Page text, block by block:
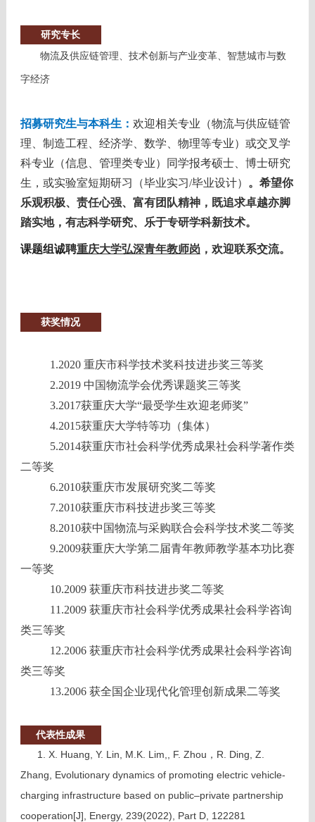
研究专长
物流及供应链管理、技术创新与产业变革、智慧城市与数
字经济
招募研究生与本科生： 欢迎相关专业（物流与供应链管
理、制造工程、经济学、数学、物理等专业）或交叉学
科专业（信息
、管理类专业）同学报考硕士、博士研究
生 ，或实验室短期研习 （毕业实习/毕业设计） 。希望你
乐观积极、责任心强、富有团队精神，既追求卓越亦脚
踏实地，有志科学研究、乐于专研学科新技术。
课题组诚聘重庆大学弘深青年教师岗，欢迎联系交流。
获奖情况
1.2020 重庆市科学技术奖科技进步奖三等奖
2.2019 中国物流学会优秀课题奖三等奖
3.2017获重庆大学“最受学生欢迎老师奖”
4.2015获重庆大学特等功（集体）
5.2014获重庆市社会科学优秀成果社会科学著作类
二等奖
6.2010获重庆市发展研究奖二等奖
7.2010获重庆市科技进步奖三等奖
8.2010获中国物流与采购联合会科学技术奖二等奖
9.2009获重庆大学第二届青年教师教学基本功比赛
一等奖
10.2009 获重庆市科技进步奖二等奖
11.2009 获重庆市社会科学优秀成果社会科学咨询
类三等奖
12.2006 获重庆市社会科学优秀成果社会科学咨询
类三等奖
13.2006 获全国企业现代化管理创新成果二等奖
代表性成果
1. X. Huang, Y. Lin, M.K. Lim,, F. Zhou，R. Ding, Z.
Zhang, Evolutionary dynamics of promoting electric vehicle-
charging infrastructure based on public–private partnership
cooperation[J], Energy, 239(2022), Part D, 122281